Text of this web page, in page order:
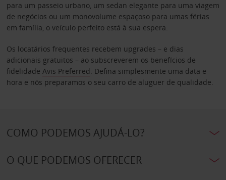
para um passeio urbano, um sedan elegante para uma viagem
de negócios ou um monovolume espaçoso para umas férias
em família, o veículo perfeito está à sua espera.
Os locatários frequentes recebem upgrades – e dias
adicionais gratuitos – ao subscreverem os benefícios de
fidelidade Avis Preferred. Defina simplesmente uma data e
hora e nós preparamos o seu carro de aluguer de qualidade.
COMO PODEMOS AJUDÁ-LO?
O QUE PODEMOS OFERECER